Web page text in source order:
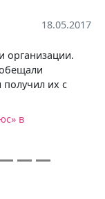
18.05.2017
организации.
получил их с
в